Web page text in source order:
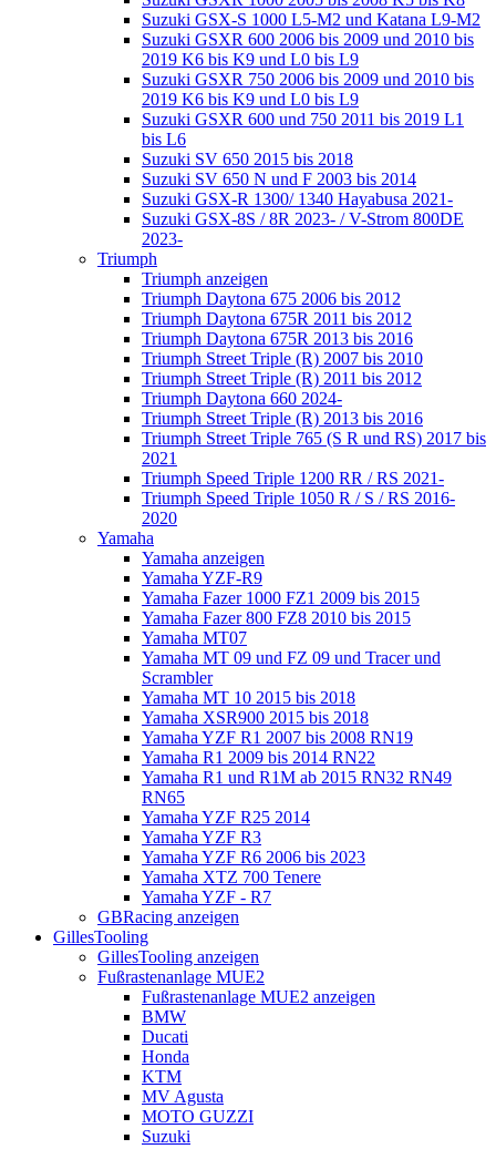
Suzuki GSX-S 1000 L5-M2 und Katana L9-M2
Suzuki GSXR 600 2006 bis 2009 und 2010 bis
2019 K6 bis K9 und L0 bis L9
Suzuki GSXR 750 2006 bis 2009 und 2010 bis
2019 K6 bis K9 und L0 bis L9
Suzuki GSXR 600 und 750 2011 bis 2019 L1
bis L6
Suzuki SV 650 2015 bis 2018
Suzuki SV 650 N und F 2003 bis 2014
Suzuki GSX-R 1300/ 1340 Hayabusa 2021-
Suzuki GSX-8S / 8R 2023- / V-Strom 800DE
2023-
Triumph
Triumph anzeigen
Triumph Daytona 675 2006 bis 2012
Triumph Daytona 675R 2011 bis 2012
Triumph Daytona 675R 2013 bis 2016
Triumph Street Triple (R) 2007 bis 2010
Triumph Street Triple (R) 2011 bis 2012
Triumph Daytona 660 2024-
Triumph Street Triple (R) 2013 bis 2016
Triumph Street Triple 765 (S R und RS) 2017 bis
2021
Triumph Speed Triple 1200 RR / RS 2021-
Triumph Speed Triple 1050 R / S / RS 2016-
2020
Yamaha
Yamaha anzeigen
Yamaha YZF-R9
Yamaha Fazer 1000 FZ1 2009 bis 2015
Yamaha Fazer 800 FZ8 2010 bis 2015
Yamaha MT07
Yamaha MT 09 und FZ 09 und Tracer und
Scrambler
Yamaha MT 10 2015 bis 2018
Yamaha XSR900 2015 bis 2018
Yamaha YZF R1 2007 bis 2008 RN19
Yamaha R1 2009 bis 2014 RN22
Yamaha R1 und R1M ab 2015 RN32 RN49
RN65
Yamaha YZF R25 2014
Yamaha YZF R3
Yamaha YZF R6 2006 bis 2023
Yamaha XTZ 700 Tenere
Yamaha YZF - R7
GBRacing anzeigen
GillesTooling
GillesTooling anzeigen
Fußrastenanlage MUE2
Fußrastenanlage MUE2 anzeigen
BMW
Ducati
Honda
KTM
MV Agusta
MOTO GUZZI
Suzuki